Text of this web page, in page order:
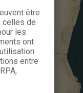
être
celles de
les
ont
entre